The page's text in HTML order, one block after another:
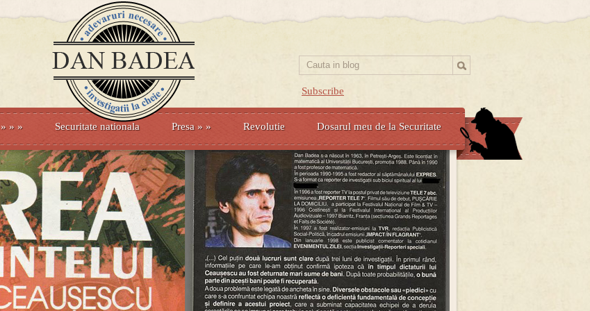
Subscribe
» » » Securitate nationala Presa » » Revolutie Dosarul meu de la Securitate